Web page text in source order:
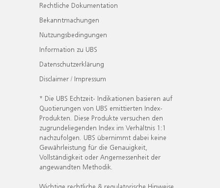
Rechtliche Dokumentation
Bekanntmachungen
Nutzungsbedingungen
Information zu UBS
Datenschutzerklärung
Disclaimer / Impressum
* Die UBS Echtzeit- Indikationen basieren auf
Quotierungen von UBS emittierten Index-
Produkten. Diese Produkte versuchen den
zugrundeliegenden Index im Verhältnis 1:1
nachzufolgen. UBS übernimmt dabei keine
Gewährleistung für die Genauigkeit,
Vollständigkeit oder Angemessenheit der
angewandten Methodik.